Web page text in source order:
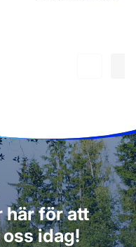
här för att
idag!